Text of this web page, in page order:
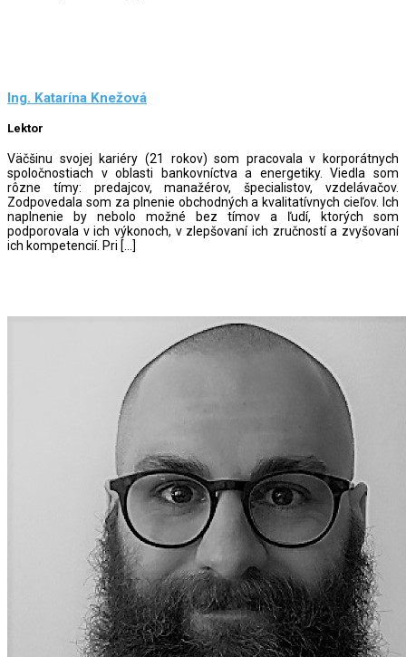
Ing. Katarína Knežová
Lektor
Väčšinu svojej kariéry (21 rokov) som pracovala v korporátnych
spoločnostiach v oblasti bankovníctva a energetiky. Viedla som
rôzne tímy: predajcov, manažérov, špecialistov, vzdelávačov.
Zodpovedala som za plnenie obchodných a kvalitatívnych cieľov. Ich
naplnenie by nebolo možné bez tímov a ľudí, ktorých som
podporovala v ich výkonoch, v zlepšovaní ich zručností a zvyšovaní
ich kompetencií. Pri […]